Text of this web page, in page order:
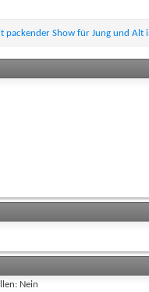
packender Show für Jung und Alt
Nein